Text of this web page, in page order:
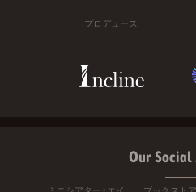
プロデュース
Our